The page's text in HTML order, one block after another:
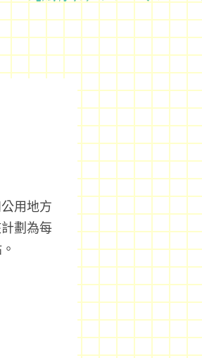
用地方
劃為每